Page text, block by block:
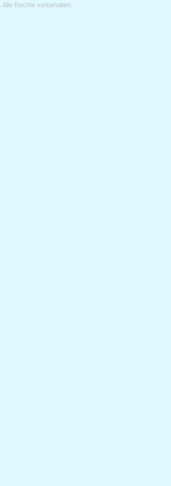
. Alle Rechte vorbehalten.